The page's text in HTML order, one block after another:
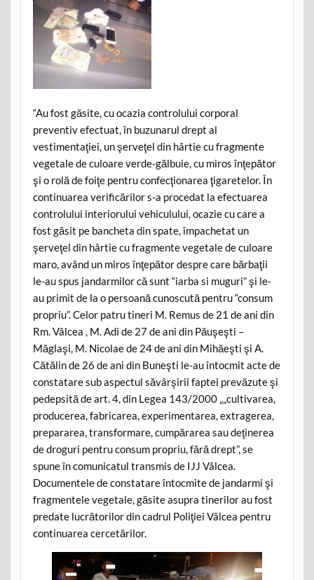
“Au fost găsite, cu ocazia controlului corporal
preventiv efectuat, în buzunarul drept al
vestimentaţiei, un şerveţel din hârtie cu fragmente
vegetale de culoare verde-gălbuie, cu miros înţepător
şi o rolă de foiţe pentru confecţionarea ţigaretelor. În
continuarea verificărilor s-a procedat la efectuarea
controlului interiorului vehiculului, ocazie cu care a
fost găsit pe bancheta din spate, împachetat un
şerveţel din hârtie cu fragmente vegetale de culoare
maro, având un miros înţepător despre care bărbaţii
le-au spus jandarmilor că sunt “iarba si muguri” şi le-
au primit de la o persoană cunoscută pentru “consum
propriu”. Celor patru tineri M. Remus de 21 de ani din
Rm. Vâlcea , M. Adi de 27 de ani din Păuşeşti –
Măglaşi, M. Nicolae de 24 de ani din Mihăeşti şi A.
Cătălin de 26 de ani din Buneşti le-au întocmit acte de
constatare sub aspectul săvârşirii faptei prevăzute şi
pedepsită de art. 4, din Legea 143/2000 „„cultivarea,
producerea, fabricarea, experimentarea, extragerea,
prepararea, transformare, cumpărarea sau deţinerea
de droguri pentru consum propriu, fără drept”, se
spune în comunicatul transmis de IJJ Vâlcea.
Documentele de constatare întocmite de jandarmi şi
fragmentele vegetale, găsite asupra tinerilor au fost
predate lucrătorilor din cadrul Poliţiei Vâlcea pentru
continuarea cercetărilor.